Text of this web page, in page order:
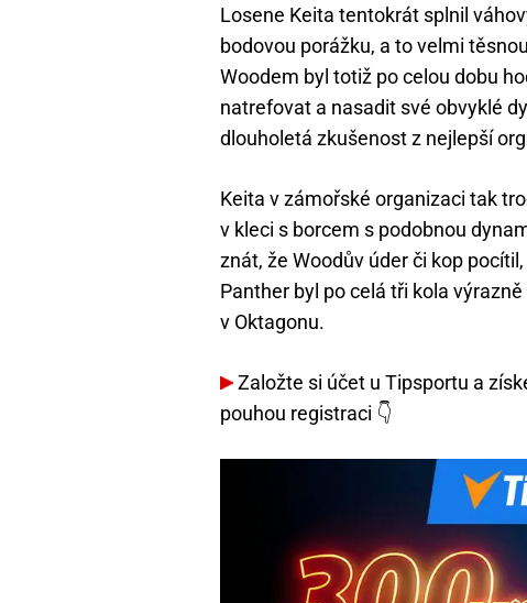
Losene Keita tentokrát splnil
bodovou porážku, a to velmi
Woodem byl totiž po celou dobu
natrefovat a nasadit své obvyklé
dlouholetá zkušenost z nejlepší
Keita v zámořské organizaci tak
v kleci s borcem s podobnou
znát, že Woodův úder či kop
Panther byl po celá tři kola
v Oktagonu.
Založte si účet u Tipsportu a
pouhou registraci 👇